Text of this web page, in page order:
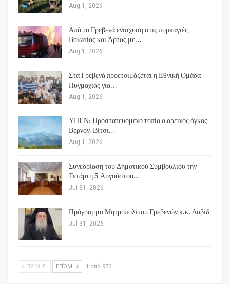
Aug 1, 2026
Από τα Γρεβενά ενίσχυση στις πυρκαγιές
Βοιωτίας και Άρτας με…
Aug 1, 2026
Στα Γρεβενά προετοιμάζεται η Εθνική Ομάδα
Πυγμαχίας για…
Aug 1, 2026
ΥΠΕΝ: Προστατευόμενο τοπίο ο ορεινός όγκος
Βέρνον-Βίτσι…
Aug 1, 2026
Συνεδρίαση του Δημοτικού Συμβουλίου την
Τετάρτη 5 Αυγούστου…
Jul 31, 2026
Πρόγραμμα Μητροπολίτου Γρεβενών κ.κ. Δαβίδ
Jul 31, 2026
ΠΡΟΗΓ. ΕΠΌΜ. 1 από 972